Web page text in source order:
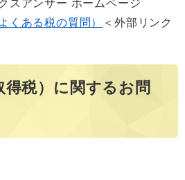
スアンサー ホームページ
くある税の質問）
＜外部リンク
得税）に関するお問